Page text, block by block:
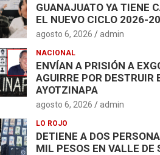
GUANAJUATO YA TIENE
EL NUEVO CICLO 2026-
agosto 6, 2026 admin
NACIONAL
ENVÍAN A PRISIÓN A
AGUIRRE POR DESTRUIR
AYOTZINAPA
agosto 6, 2026 admin
LO ROJO
DETIENE A DOS
MIL PESOS EN VALLE DE